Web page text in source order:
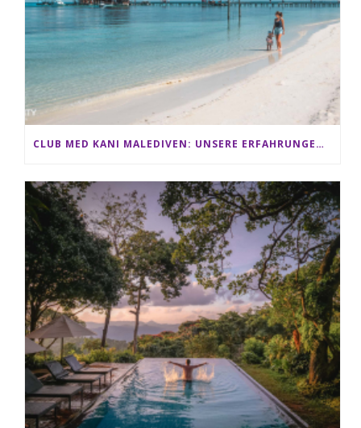
CLUB MED KANI MALEDIVEN: UNSERE ERFAHRUNGEN IM ALL-INCLUSIVE PARADIES